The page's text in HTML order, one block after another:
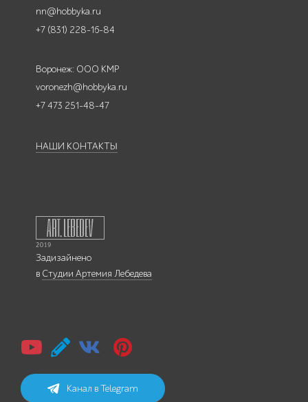
nn@hobbyka.ru
+7 (831) 228-16-84
Воронеж: ООО КМР
voronezh@hobbyka.ru
+7 473 251-48-47
НАШИ КОНТАКТЫ
Задизайнено
в Студии Артемия Лебедева
Канал в Telegram